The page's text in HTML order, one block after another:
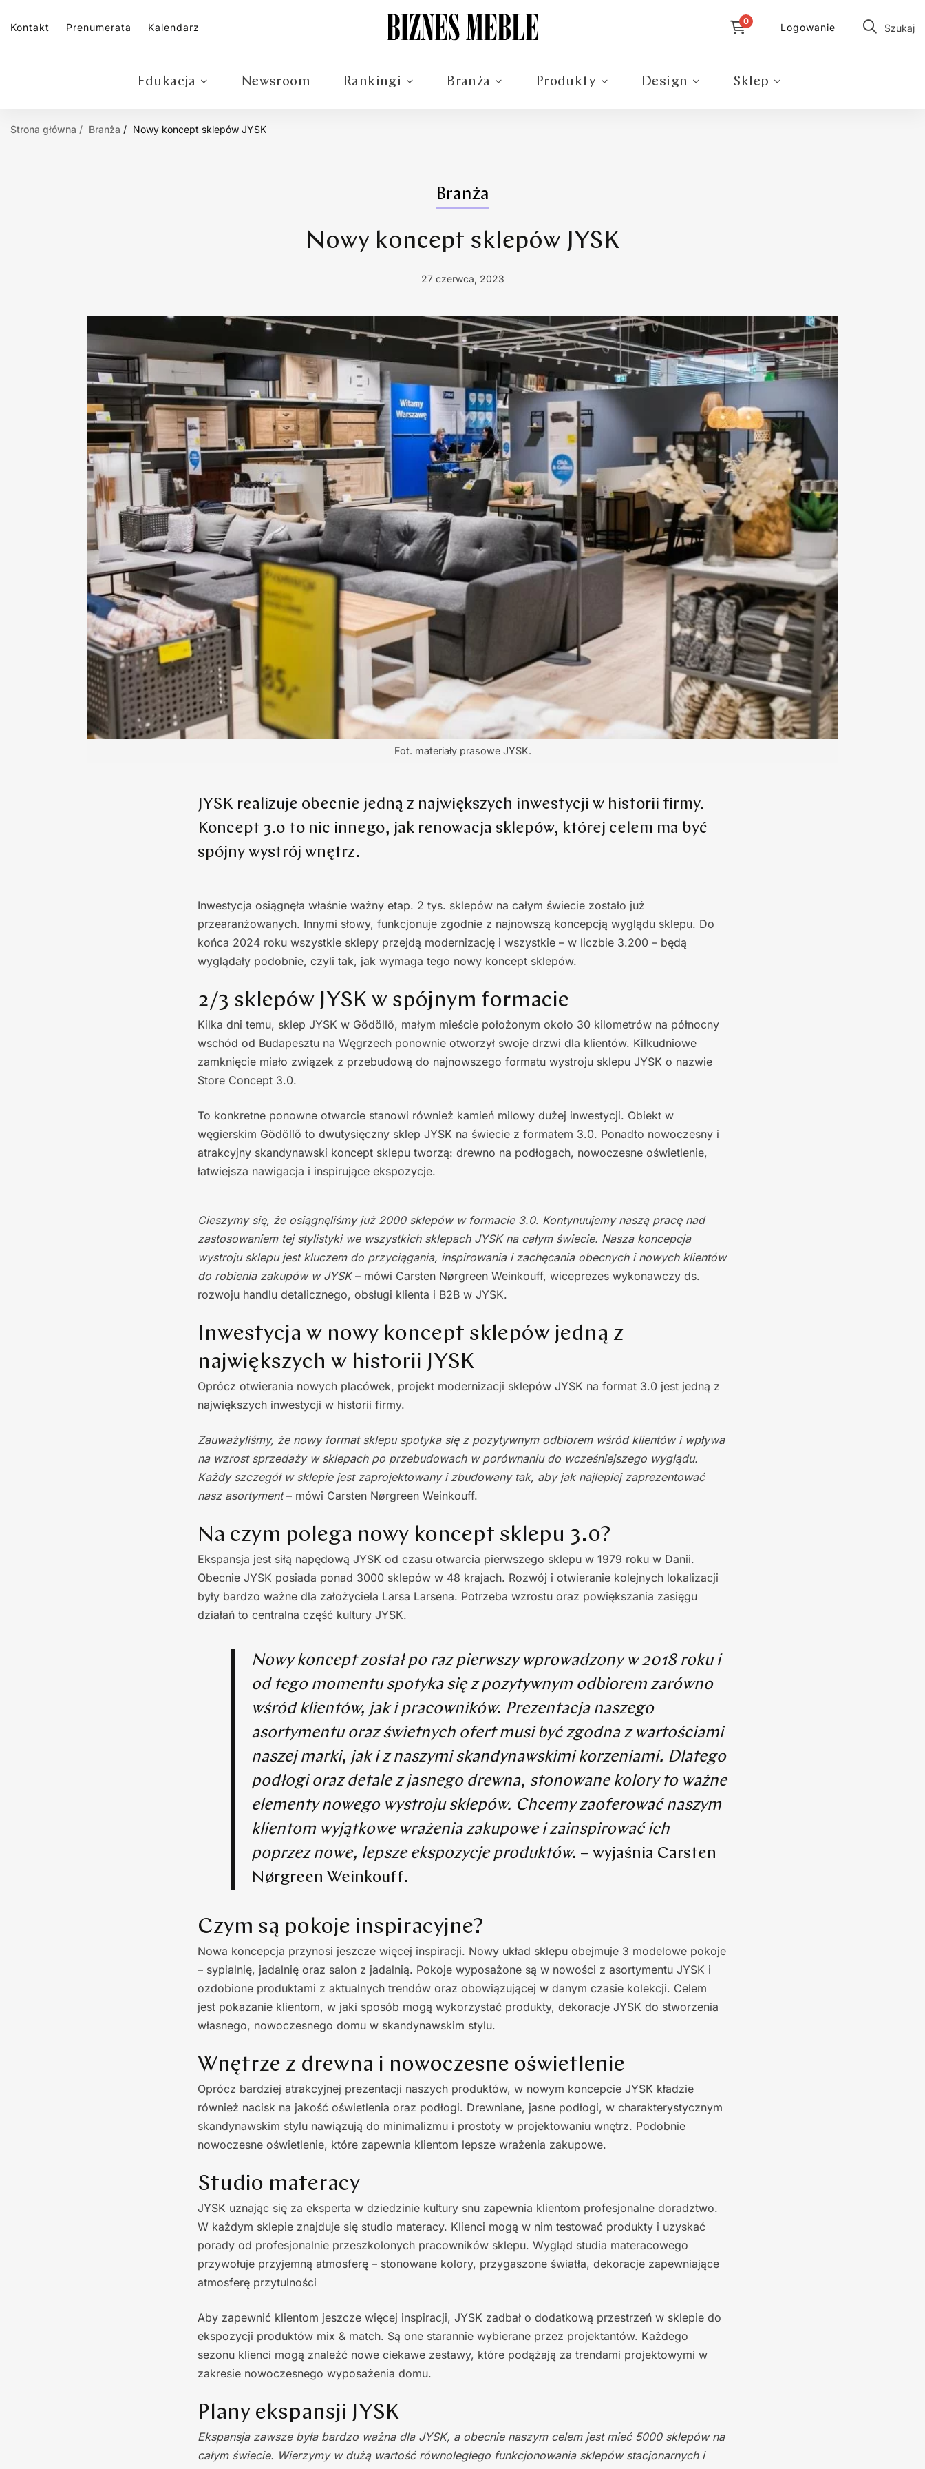
Kontakt Prenumerata Kalendarz Logowanie Szukaj
Edukacja Newsroom Rankingi Branża Produkty Design Sklep
Strona główna Branża Nowy koncept sklepów JYSK
Branża
Nowy koncept sklepów JYSK
27 czerwca, 2023
Fot. materiały prasowe JYSK.
JYSK realizuje obecnie jedną z największych inwestycji w historii firmy.
Koncept 3.0 to nic innego, jak renowacja sklepów, której celem ma być
spójny wystrój wnętrz.
Inwestycja osiągnęła właśnie ważny etap. 2 tys. sklepów na całym świecie zostało już
przearanżowanych. Innymi słowy, funkcjonuje zgodnie z najnowszą koncepcją wyglądu sklepu. Do
końca 2024 roku wszystkie sklepy przejdą modernizację i wszystkie – w liczbie 3.200 – będą
wyglądały podobnie, czyli tak, jak wymaga tego nowy koncept sklepów.
2/3 sklepów JYSK w spójnym formacie
Kilka dni temu, sklep JYSK w Gödöllő, małym mieście położonym około 30 kilometrów na północny
wschód od Budapesztu na Węgrzech ponownie otworzył swoje drzwi dla klientów. Kilkudniowe
zamknięcie miało związek z przebudową do najnowszego formatu wystroju sklepu JYSK o nazwie
Store Concept 3.0.
To konkretne ponowne otwarcie stanowi również kamień milowy dużej inwestycji. Obiekt w
węgierskim Gödöllő to dwutysięczny sklep JYSK na świecie z formatem 3.0. Ponadto nowoczesny i
atrakcyjny skandynawski koncept sklepu tworzą: drewno na podłogach, nowoczesne oświetlenie,
łatwiejsza nawigacja i inspirujące ekspozycje.
Cieszymy się, że osiągnęliśmy już 2000 sklepów w formacie 3.0. Kontynuujemy naszą pracę nad
zastosowaniem tej stylistyki we wszystkich sklepach JYSK na całym świecie. Nasza koncepcja
wystroju sklepu jest kluczem do przyciągania, inspirowania i zachęcania obecnych i nowych klientów
do robienia zakupów w JYSK– mówi Carsten Nørgreen Weinkouff, wiceprezes wykonawczy ds.
rozwoju handlu detalicznego, obsługi klienta i B2B w JYSK.
Inwestycja w nowy koncept sklepów jedną z
największych w historii JYSK
Oprócz otwierania nowych placówek, projekt modernizacji sklepów JYSK na format 3.0 jest jedną z
największych inwestycji w historii firmy.
Zauważyliśmy, że nowy format sklepu spotyka się z pozytywnym odbiorem wśród klientów i wpływa
na wzrost sprzedaży w sklepach po przebudowach w porównaniu do wcześniejszego wyglądu.
Każdy szczegół w sklepie jest zaprojektowany i zbudowany tak, aby jak najlepiej zaprezentować
nasz asortyment– mówi Carsten Nørgreen Weinkouff.
Na czym polega nowy koncept sklepu 3.0?
Ekspansja jest siłą napędową JYSK od czasu otwarcia pierwszego sklepu w 1979 roku w Danii.
Obecnie JYSK posiada ponad 3000 sklepów w 48 krajach. Rozwój i otwieranie kolejnych lokalizacji
były bardzo ważne dla założyciela Larsa Larsena. Potrzeba wzrostu oraz powiększania zasięgu
działań to centralna część kultury JYSK.
Nowy koncept został po raz pierwszy wprowadzony w 2018 roku i
od tego momentu spotyka się z pozytywnym odbiorem zarówno
wśród klientów, jak i pracowników. Prezentacja naszego
asortymentu oraz świetnych ofert musi być zgodna z wartościami
naszej marki, jak i z naszymi skandynawskimi korzeniami. Dlatego
podłogi oraz detale z jasnego drewna, stonowane kolory to ważne
elementy nowego wystroju sklepów. Chcemy zaoferować naszym
klientom wyjątkowe wrażenia zakupowe i zainspirować ich
poprzez nowe, lepsze ekspozycje produktów. – wyjaśnia Carsten
Nørgreen Weinkouff.
Czym są pokoje inspiracyjne?
Nowa koncepcja przynosi jeszcze więcej inspiracji. Nowy układ sklepu obejmuje 3 modelowe pokoje
– sypialnię, jadalnię oraz salon z jadalnią. Pokoje wyposażone są w nowości z asortymentu JYSK i
ozdobione produktami z aktualnych trendów oraz obowiązującej w danym czasie kolekcji. Celem
jest pokazanie klientom, w jaki sposób mogą wykorzystać produkty, dekoracje JYSK do stworzenia
własnego, nowoczesnego domu w skandynawskim stylu.
Wnętrze z drewna i nowoczesne oświetlenie
Oprócz bardziej atrakcyjnej prezentacji naszych produktów, w nowym koncepcie JYSK kładzie
również nacisk na jakość oświetlenia oraz podłogi. Drewniane, jasne podłogi, w charakterystycznym
skandynawskim stylu nawiązują do minimalizmu i prostoty w projektowaniu wnętrz. Podobnie
nowoczesne oświetlenie, które zapewnia klientom lepsze wrażenia zakupowe.
Studio materacy
JYSK uznając się za eksperta w dziedzinie kultury snu zapewnia klientom profesjonalne doradztwo.
W każdym sklepie znajduje się studio materacy. Klienci mogą w nim testować produkty i uzyskać
porady od profesjonalnie przeszkolonych pracowników sklepu. Wygląd studia materacowego
przywołuje przyjemną atmosferę – stonowane kolory, przygaszone światła, dekoracje zapewniające
atmosferę przytulności
Aby zapewnić klientom jeszcze więcej inspiracji, JYSK zadbał o dodatkową przestrzeń w sklepie do
ekspozycji produktów mix & match. Są one starannie wybierane przez projektantów. Każdego
sezonu klienci mogą znaleźć nowe ciekawe zestawy, które podążają za trendami projektowymi w
zakresie nowoczesnego wyposażenia domu.
Plany ekspansji JYSK
Ekspansja zawsze była bardzo ważna dla JYSK, a obecnie naszym celem jest mieć 5000 sklepów na
całym świecie. Wierzymy w dużą wartość równoległego funkcjonowania sklepów stacjonarnych i